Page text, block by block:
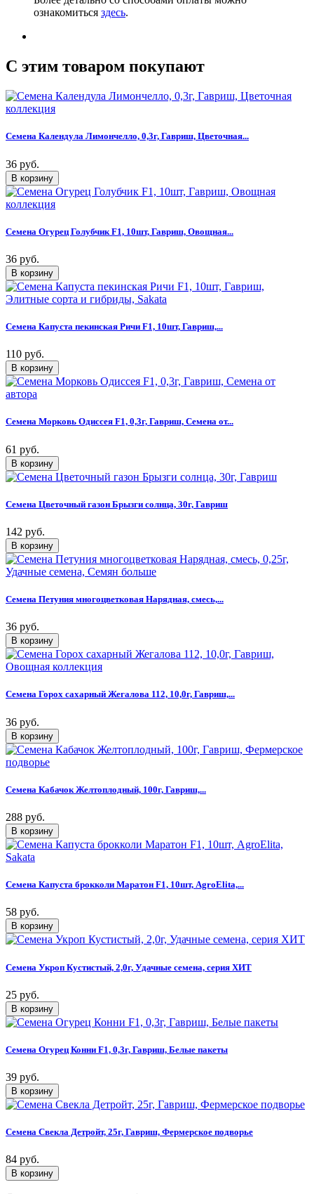
ознакомиться здесь.
C этим товаром покупают
Семена Календула Лимончелло, 0,3г, Гавриш, Цветочная...
36 руб.
Семена Огурец Голубчик F1, 10шт, Гавриш, Овощная...
36 руб.
Семена Капуста пекинская Ричи F1, 10шт, Гавриш,...
110 руб.
Семена Морковь Одиссея F1, 0,3г, Гавриш, Семена от...
61 руб.
Семена Цветочный газон Брызги солнца, 30г, Гавриш
142 руб.
Семена Петуния многоцветковая Нарядная, смесь,...
36 руб.
Семена Горох сахарный Жегалова 112, 10,0г, Гавриш,...
36 руб.
Семена Кабачок Желтоплодный, 100г, Гавриш,...
288 руб.
Семена Капуста брокколи Маратон F1, 10шт, AgroElita,...
58 руб.
Семена Укроп Кустистый, 2,0г, Удачные семена, серия ХИТ
25 руб.
Семена Огурец Конни F1, 0,3г, Гавриш, Белые пакеты
39 руб.
Семена Свекла Детройт, 25г, Гавриш, Фермерское подворье
84 руб.